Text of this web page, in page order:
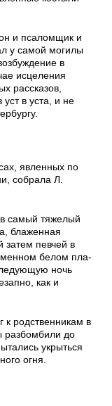
и псаломщик и
у самой могилы
в
исцеления
рас­сказов,
в уста, и не
явленных по
собрала Л.
са­мый тяжелый
блаженная
певчей в
белом пла­
ночь
как и
родственникам в
разбомбили до
укрыться
огня.